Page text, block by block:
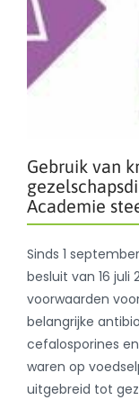
Gebruik van
Academie
Sinds 1
besluit van 16 juli
voorwaarden
belangrijke
cefalosporines
waren op
uitgebreid tot